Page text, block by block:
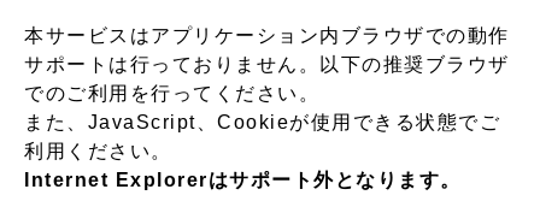
本サービスはアプリケーション内ブラウザでの動作
サポートは行っておりません。以下の推奨ブラウザ
でのご利用を行ってください。
また、JavaScript、Cookieが使用できる状態でご
利用ください。
Internet Explorerはサポート外となります。